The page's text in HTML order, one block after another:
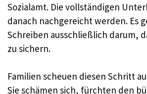
Sozialamt. Die vollständigen
danach nachgereicht werden. Es
Schreiben ausschließlich darum,
zu sichern.
Familien scheuen diesen Schritt
Sie schämen sich, fürchten den